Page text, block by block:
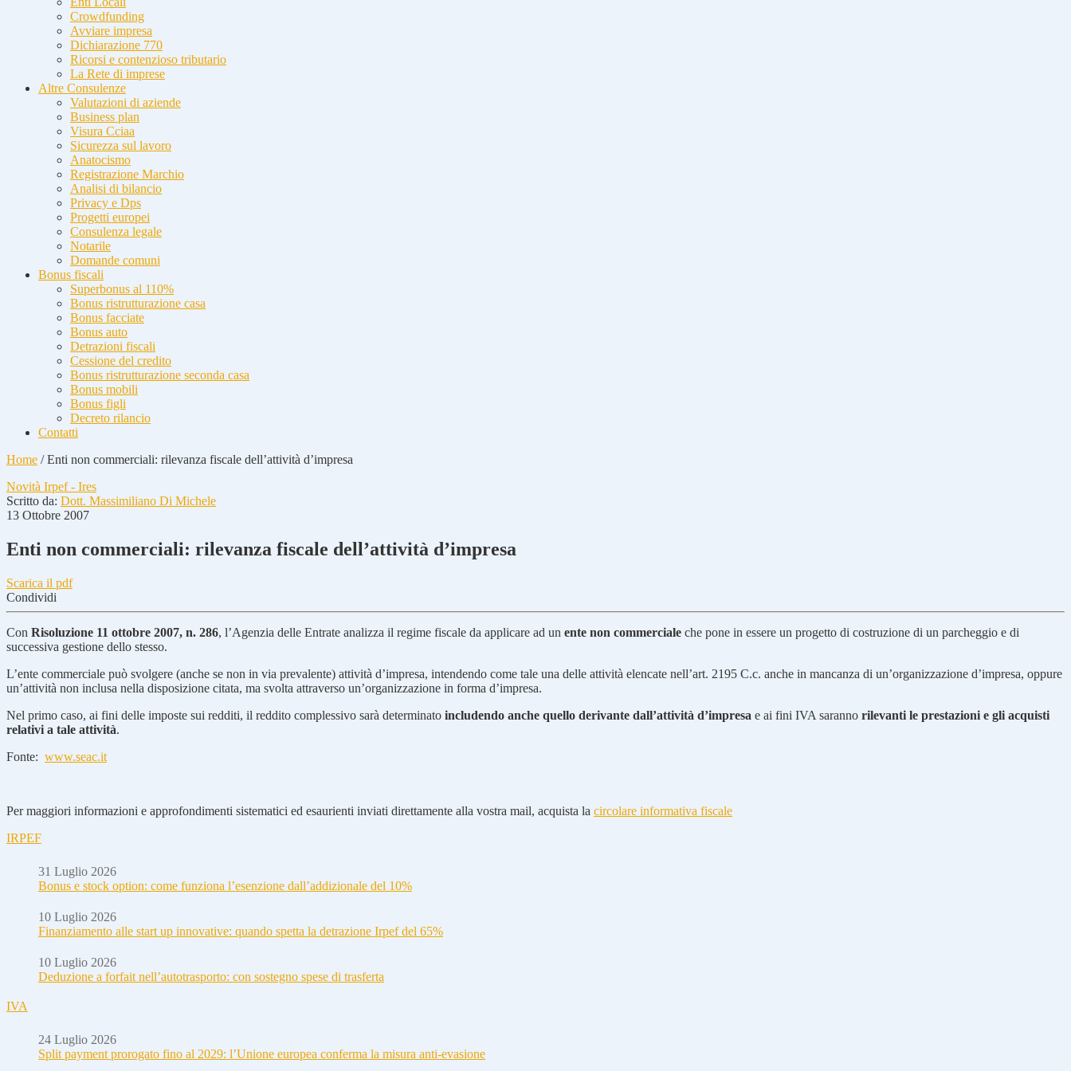
Crowdfunding
Avviare impresa
Dichiarazione 770
Ricorsi e contenzioso tributario
La Rete di imprese
Altre Consulenze
Valutazioni di aziende
Business plan
Visura Cciaa
Sicurezza sul lavoro
Anatocismo
Registrazione Marchio
Analisi di bilancio
Privacy e Dps
Progetti europei
Consulenza legale
Notarile
Domande comuni
Bonus fiscali
Superbonus al 110%
Bonus ristrutturazione casa
Bonus facciate
Bonus auto
Detrazioni fiscali
Cessione del credito
Bonus ristrutturazione seconda casa
Bonus mobili
Bonus figli
Decreto rilancio
Contatti
Home /Enti non commerciali: rilevanza fiscale dell’attività d’impresa
Novità Irpef - Ires
Scritto da: Dott. Massimiliano Di Michele
13 Ottobre 2007
Enti non commerciali: rilevanza fiscale dell’attività d’impresa
Scarica il pdf
Condividi
Con Risoluzione 11 ottobre 2007, n. 286, l’Agenzia delle Entrate analizza il regime fiscale da applicare ad un ente non commerciale che pone in essere un progetto di costruzione di un parcheggio e di
successiva gestione dello stesso.
L’ente commerciale può svolgere (anche se non in via prevalente) attività d’impresa, intendendo come tale una delle attività elencate nell’art. 2195 C.c. anche in mancanza di un’organizzazione d’impresa, oppure
un’attività non inclusa nella disposizione citata, ma svolta attraverso un’organizzazione in forma d’impresa.
Nel primo caso, ai fini delle imposte sui redditi, il reddito complessivo sarà determinato includendo anche quello derivante dall’attività d’impresa e ai fini IVA saranno rilevanti le prestazioni e gli acquisti
relativi a tale attività.
Fonte: www.seac.it
Per maggiori informazioni e approfondimenti sistematici ed esaurienti inviati direttamente alla vostra mail, acquista la circolare informativa fiscale
IRPEF
31 Luglio 2026
Bonus e stock option: come funziona l’esenzione dall’addizionale del 10%
10 Luglio 2026
Finanziamento alle start up innovative: quando spetta la detrazione Irpef del 65%
10 Luglio 2026
Deduzione a forfait nell’autotrasporto: con sostegno spese di trasferta
IVA
24 Luglio 2026
Split payment prorogato fino al 2029: l’Unione europea conferma la misura anti-evasione